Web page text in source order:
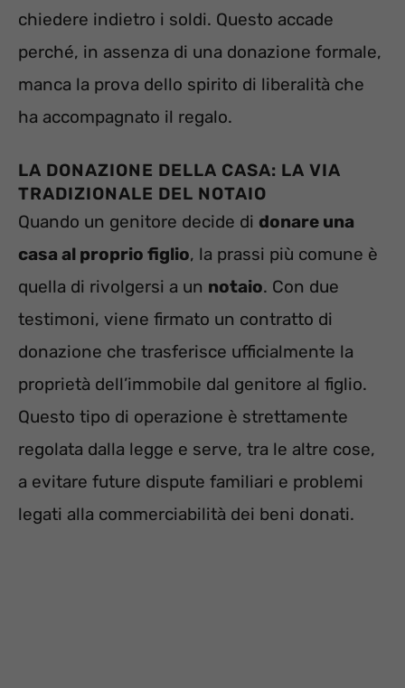
chiedere indietro i soldi. Questo accade
perché, in assenza di una donazione formale,
manca la prova dello spirito di liberalità che
ha accompagnato il regalo.
LA DONAZIONE DELLA CASA: LA VIA
TRADIZIONALE DEL NOTAIO
Quando un genitore decide di donare una
casa al proprio figlio, la prassi più comune è
quella di rivolgersi a un notaio. Con due
testimoni, viene firmato un contratto di
donazione che trasferisce ufficialmente la
proprietà dell’immobile dal genitore al figlio.
Questo tipo di operazione è strettamente
regolata dalla legge e serve, tra le altre cose,
a evitare future dispute familiari e problemi
legati alla commerciabilità dei beni donati.